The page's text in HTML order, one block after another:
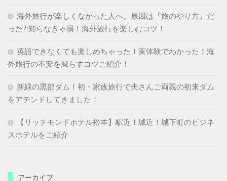
海外旅行が楽しくなかった人へ。原因は『旅のやり方』だ
った?!知らなきゃ損！海外旅行を楽しむコツ！
英語できなくても楽しめちゃった！実体験でわかった！海
外旅行の不安を減らすコツご紹介！
新緑の黒部ダム！初・家族旅行で夫さんご両親の初来ダム
をアテンドしてきました！
【リッチモンドホテル松本】駅近！城近！城下町のビジネ
スホテルをご紹介
アーカイブ